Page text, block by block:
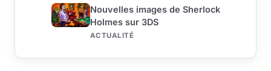
Nouvelles images de Sherlock
Holmes sur 3DS
ACTUALITÉ